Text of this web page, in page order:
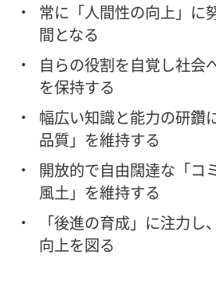
常に「人間性の向上」に
間となる
自らの役割を自覚し社会
を保持する
幅広い知識と能力の研鑽
品質」を維持する
開放的で自由闊達な「コ
風土」を維持する
「後進の育成」に注力し
向上を図る